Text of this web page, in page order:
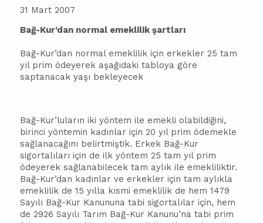
31 Mart 2007
Bağ-Kur’dan normal emeklilik şartları
Bağ-Kur’dan normal emeklilik için erkekler 25 tam
yıl prim ödeyerek aşağıdaki tabloya göre
saptanacak yaşı bekleyecek
Bağ-Kur’luların iki yöntem ile emekli olabildiğini,
birinci yöntemin kadınlar için 20 yıl prim ödemekle
sağlanacağını belirtmiştik. Erkek Bağ-Kur
sigortalıları için de ilk yöntem 25 tam yıl prim
ödeyerek sağlanabilecek tam aylık ile emekliliktir.
Bağ-Kur’dan kadınlar ve erkekler için tam aylıkla
emeklilik de 15 yılla kısmi emeklilik de hem 1479
Sayılı Bağ-Kur Kanununa tabi sigortalılar için, hem
de 2926 Sayılı Tarım Bağ-Kur Kanunu’na tabi prim